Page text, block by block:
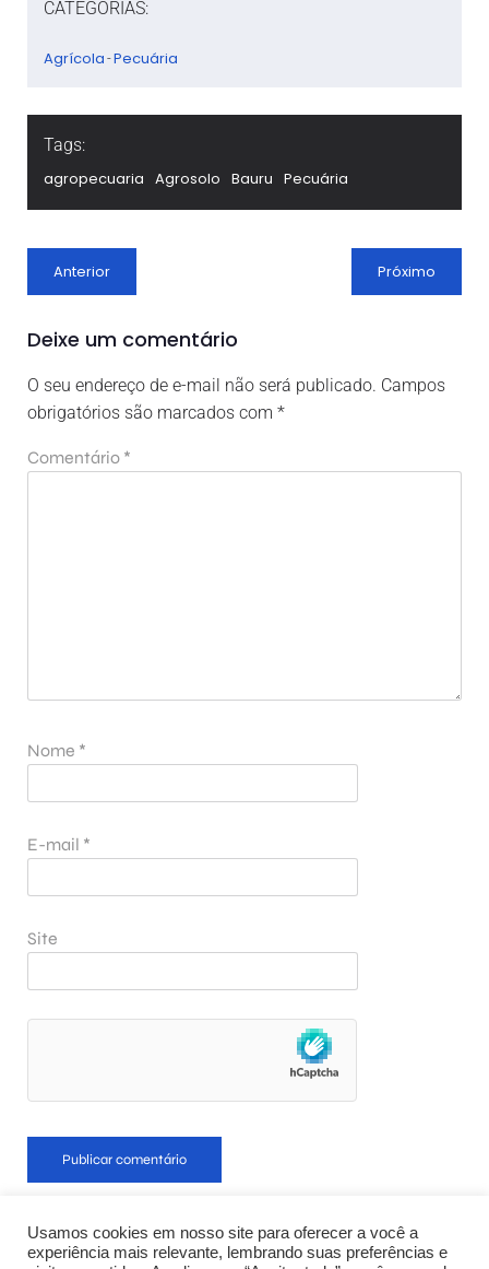
CATEGORIAS:
Agrícola -Pecuária
Tags:
agropecuaria Agrosolo Bauru Pecuária
Anterior Próximo
Deixe um comentário
O seu endereço de e-mail não será publicado. Campos
obrigatórios são marcados com *
Comentário *
Nome *
E-mail *
Site
Nenhuma resposta ainda
Usamos cookies em nosso site para oferecer a você a
experiência mais relevante, lembrando suas preferências e